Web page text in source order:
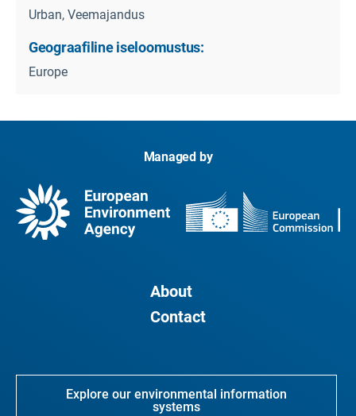
Urban, Veemajandus
Geograafiline iseloomustus:
Europe
Managed by
About
Contact
Explore our environmental information
systems